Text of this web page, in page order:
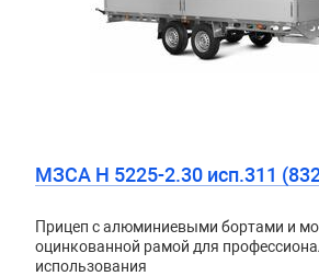
МЗСА H 5225-2.30 исп.311
Прицеп с алюминиевыми бортами и
оцинкованной рамой для
использования